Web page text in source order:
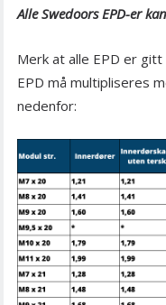
Alle Swedoors EPD-er
Merk at alle EPD er
EPD må multipliseres
nedenfor: